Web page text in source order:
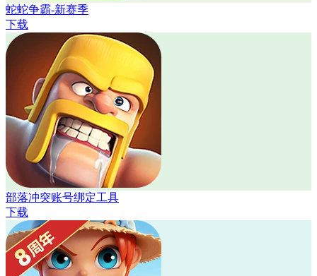
蛇蛇争霸-新赛季
下载
部落冲突账号绑定工具
下载